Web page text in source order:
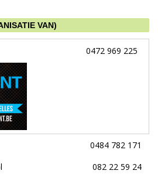
VAN)
0472 969 225
0484 782 171
082 22 59 24